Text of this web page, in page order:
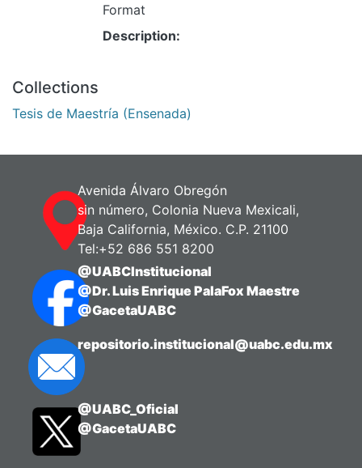
Format
Description:
Collections
Tesis de Maestría (Ensenada)
Avenida Álvaro Obregón
sin número, Colonia Nueva Mexicali,
Baja California, México. C.P. 21100
Tel:+52 686 551 8200
@UABCInstitucional
@Dr. Luis Enrique PalaFox Maestre
@GacetaUABC
repositorio.institucional@uabc.edu.mx
@UABC_Oficial
@GacetaUABC